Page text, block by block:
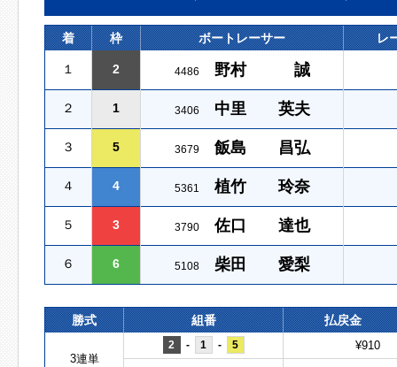
着 枠 ボートレーサー レ
１ 2 4486 野村 誠
２ 1 3406 中里 英夫
３ 5 3679 飯島 昌弘
４ 4 5361 植竹 玲奈
５ 3 3790 佐口 達也
６ 6 5108 柴田 愛梨
勝式 組番 払戻金
3連単
2 - 1 - 5 ¥910